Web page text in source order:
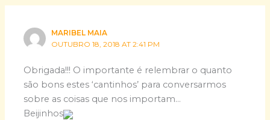
MARIBEL MAIA
OUTUBRO 18, 2018 AT 2:41 PM
Obrigada!!! O importante é relembrar o quanto
são bons estes ‘cantinhos’ para conversarmos
sobre as coisas que nos importam…
Beijinhos